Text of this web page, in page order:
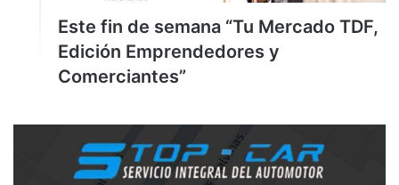
Este fin de semana “Tu Mercado TDF,
Edición Emprendedores y
Comerciantes”